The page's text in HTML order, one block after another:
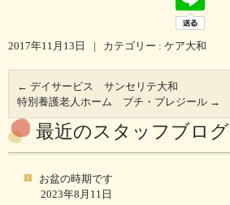
2017年11月13日 | カテゴリー : ケア大和
← デイサービス サンセリテ大和
特別養護老人ホーム プチ・プレジール →
最近のスタッフブログ
お盆の時期です
2023年8月11日